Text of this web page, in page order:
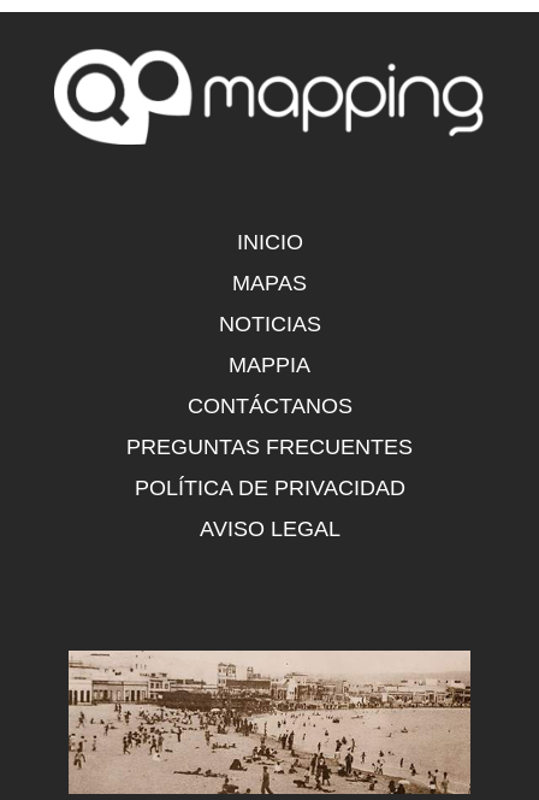
INICIO
MAPAS
NOTICIAS
MAPPIA
CONTÁCTANOS
PREGUNTAS FRECUENTES
POLÍTICA DE PRIVACIDAD
AVISO LEGAL